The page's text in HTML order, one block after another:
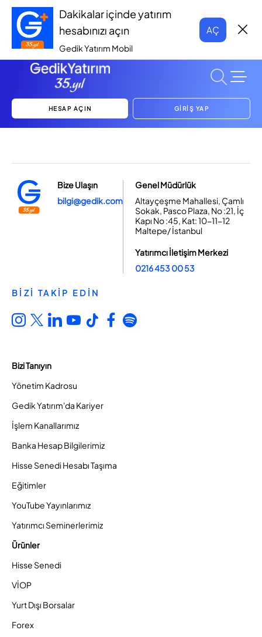
Dakikalar içinde yatırım
hesabınızı açın
Gedik Yatırım Mobil
AÇ
HESAP AÇIN GİRİŞ YAP
Bize Ulaşın
bilgi@gedik.com
Genel Müdürlük
Altayçeşme Mahallesi, Çamlı
Sokak, Pasco Plaza, No :21, İç
Kapı No :45, Kat: 10-11-12
Maltepe/ İstanbul
Yatırımcı İletişim Merkezi
0216 453 00 53
BİZİ TAKİP EDİN
Bizi Tanıyın
Yönetim Kadrosu
Gedik Yatırım'da Kariyer
İşlem Kanallarımız
Banka Hesap Bilgilerimiz
Hisse Senedi Hesabı Taşıma
Eğitimler
YouTube Yayınlarımız
Yatırımcı Seminerlerimiz
Ürünler
Hisse Senedi
VİOP
Yurt Dışı Borsalar
Forex